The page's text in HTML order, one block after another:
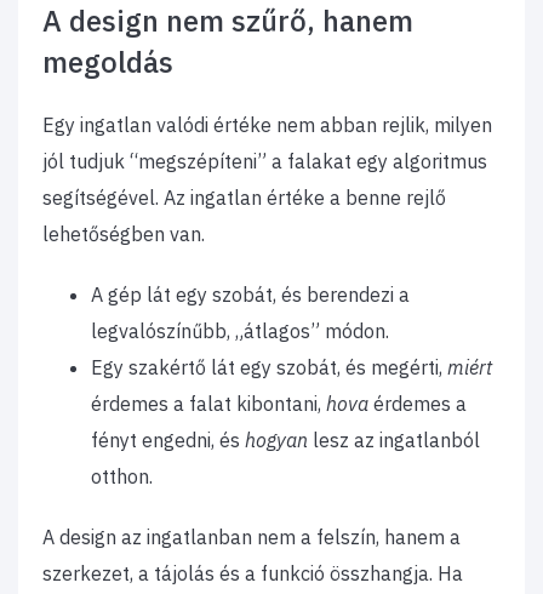
​A design nem szűrő, hanem
megoldás
Egy ingatlan valódi értéke nem abban rejlik, milyen
jól tudjuk “megszépíteni” a falakat egy algoritmus
segítségével. Az ingatlan értéke a benne rejlő
lehetőségben van.
​A gép lát egy szobát, és berendezi a
legvalószínűbb, „átlagos” módon.
​Egy szakértő lát egy szobát, és megérti, miért
érdemes a falat kibontani, hova érdemes a
fényt engedni, és hogyan lesz az ingatlanból
otthon.
​A design az ingatlanban nem a felszín, hanem a
szerkezet, a tájolás és a funkció összhangja. Ha